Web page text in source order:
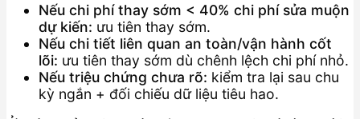
Nếu chi phí thay sớm < 40% chi phí sửa muộn
dự kiến: ưu tiên thay sớm.
Nếu chi tiết liên quan an toàn/vận hành cốt
lõi: ưu tiên thay sớm dù chênh lệch chi phí nhỏ.
Nếu triệu chứng chưa rõ: kiểm tra lại sau chu
kỳ ngắn + đối chiếu dữ liệu tiêu hao.